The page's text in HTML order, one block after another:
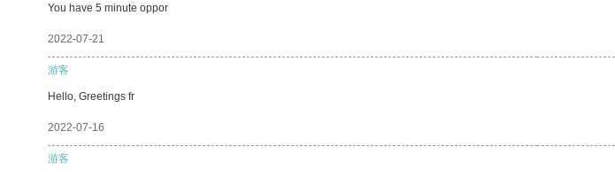
You have 5 minute oppor
2022-07-21
游客
Hello, Greetings fr
2022-07-16
游客